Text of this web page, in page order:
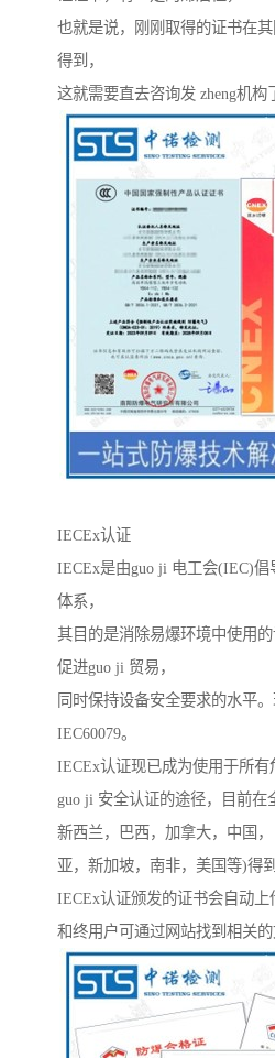
也就是说，刚刚取得的证书在
得到，
这就需要直去咨询发 zheng机构
IECEx认证
IECEx是由guo ji 电工会(IEC)
体系，
其目的是消除易爆环境中使用的
促进guo ji 贸易，
同时保持设备安全要求的水平
IEC60079。
IECEx认证现已成为使用于所
guo ji 安全认证的途径，目前在
新西兰，巴西，加拿大，中国
亚，新加坡，南非，美国等)得
IECEx认证颁发的证书会自动
和终用户可通过网站找到相关的